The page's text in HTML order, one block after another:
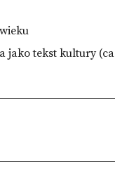
jako tekst kultury